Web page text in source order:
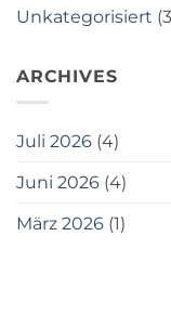
Unkategorisiert
ARCHIVES
Juli 2026 (4)
Juni 2026 (4)
März 2026 (1)